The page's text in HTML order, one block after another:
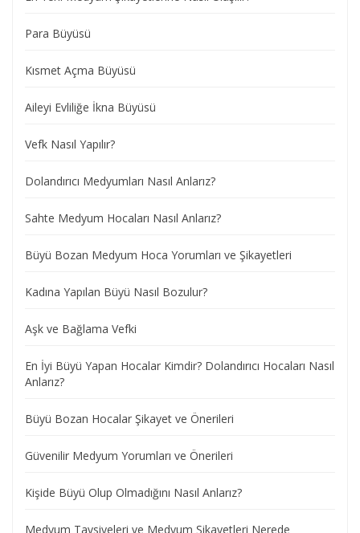
Para Büyüsü
Kısmet Açma Büyüsü
Aileyi Evliliğe İkna Büyüsü
Vefk Nasıl Yapılır?
Dolandırıcı Medyumları Nasıl Anlarız?
Sahte Medyum Hocaları Nasıl Anlarız?
Büyü Bozan Medyum Hoca Yorumları ve Şikayetleri
Kadına Yapılan Büyü Nasıl Bozulur?
Aşk ve Bağlama Vefki
En İyi Büyü Yapan Hocalar Kimdir? Dolandırıcı Hocaları Nasıl
Anlarız?
Büyü Bozan Hocalar Şikayet ve Önerileri
Güvenilir Medyum Yorumları ve Önerileri
Kişide Büyü Olup Olmadığını Nasıl Anlarız?
Medyum Tavsiyeleri ve Medyum Şikayetleri Nerede